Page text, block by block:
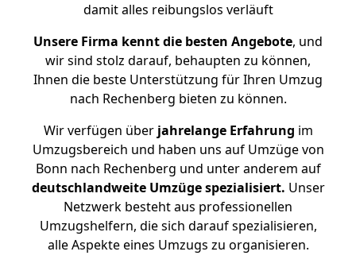
damit alles reibungslos verläuft
Unsere Firma kennt die besten Angebote, und
wir sind stolz darauf, behaupten zu können,
Ihnen die beste Unterstützung für Ihren Umzug
nach Rechenberg bieten zu können.
Wir verfügen überjahrelange Erfahrung im
Umzugsbereich und haben uns auf Umzüge von
Bonn nach Rechenberg und unter anderem auf
deutschlandweite Umzüge spezialisiert. Unser
Netzwerk besteht aus professionellen
Umzugshelfern, die sich darauf spezialisieren,
alle Aspekte eines Umzugs zu organisieren.